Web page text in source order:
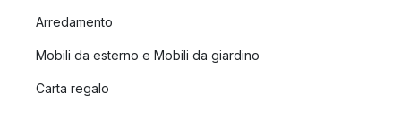
Arredamento
Mobili da esterno e Mobili da giardino
Carta regalo